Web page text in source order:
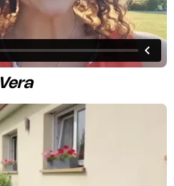
Vera